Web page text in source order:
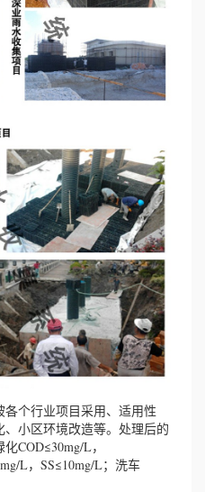
个行业项目采用、适用性
小区环境改造等。处理后的
COD≤30mg/L，
L，SS≤10mg/L；洗车